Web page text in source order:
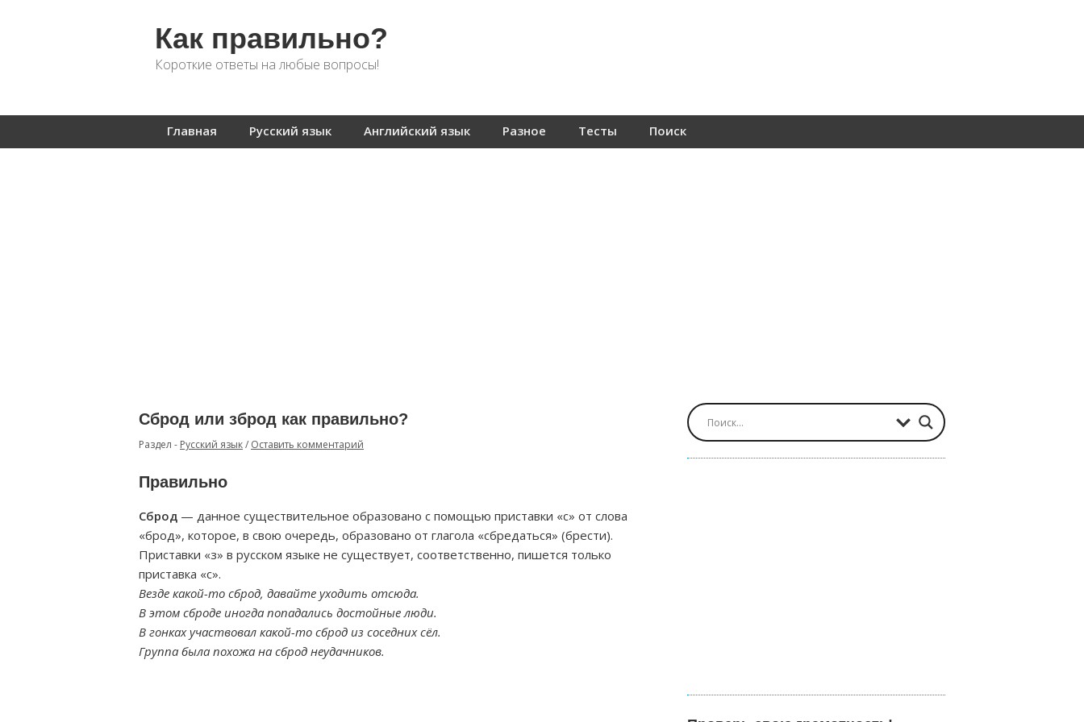
Как правильно?
Короткие ответы на любые вопросы!
Главная Русский язык Английский язык Разное Тесты Поиск
Сброд или зброд как правильно?
Раздел - Русский язык/ Оставить комментарий
Правильно
Сброд — данное существительное образовано с помощью приставки «с» от слова
«брод», которое, в свою очередь, образовано от глагола «сбредаться» (брести).
Приставки «з» в русском языке не существует, соответственно, пишется только
приставка «с».
Везде какой-то сброд, давайте уходить отсюда.
В этом сброде иногда попадались достойные люди.
В гонках участвовал какой-то сброд из соседних сёл.
Группа была похожа на сброд неудачников.